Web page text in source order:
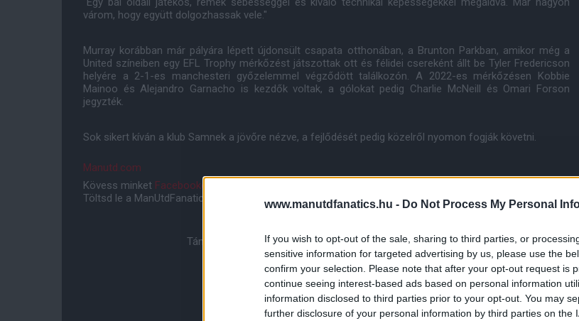
www.manutdfanatics.hu - Do Not Process My Personal
If you wish to opt-out of the sale, sharing to third parties, or
sensitive information for targeted advertising by us, please use the
confirm your selection. Please note that after your opt-out request is
continue seeing interest-based ads based on personal information
information disclosed to third parties prior to your opt-out. You may
further disclosure of your personal information by third parties on the
várom, hogy együtt dolgozhassak vele."
Murray korábban már pályára lépett újdonsült csapata otthonában, a Brunton Parkban, amikor még a
United színeiben egy EFL Trophy mérkőzést játszottak ott és félidei csereként állt be Tyler Fredericson
helyére a 2-1-es manchesteri győzelemmel végződött találkozón. A 2022-es mérkőzésen Kobbie
Mainoo és Alejandro Garnacho is kezdők voltak, a gólokat pedig Charlie McNeill és Omari Forson
jegyzték.
Sok sikert kíván a klub Samnek a jövőre nézve, a fejlődését pedig közelről nyomon fogják követni.
Manutd.com
Kövess minket Facebookon
Töltsd le a ManUtdFanatics.hu mobil applikációt
Androidra és iOS-re
Támogasd adományoddal a ManUtdFanatics.hu működését!